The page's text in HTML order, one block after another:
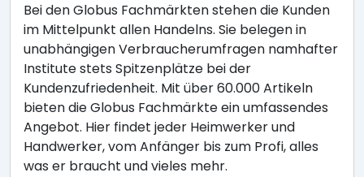
Bei den Globus Fachmärkten stehen die Kunden
im Mittelpunkt allen Handelns. Sie belegen in
unabhängigen Verbraucherumfragen namhafter
Institute stets Spitzenplätze bei der
Kundenzufriedenheit. Mit über 60.000 Artikeln
bieten die Globus Fachmärkte ein umfassendes
Angebot. Hier findet jeder Heimwerker und
Handwerker, vom Anfänger bis zum Profi, alles
was er braucht und vieles mehr.